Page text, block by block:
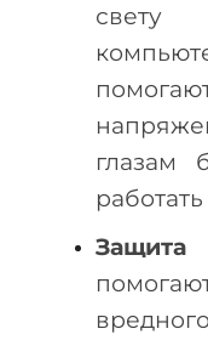
глазам
Защита